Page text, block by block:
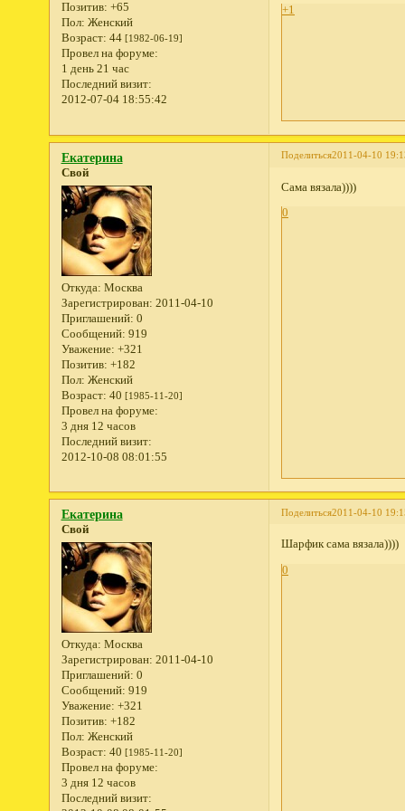
Позитив: +65
Пол: Женский
Возраст: 44 [1982-06-19]
Провел на форуме:
1 день 21 час
Последний визит:
2012-07-04 18:55:42
+1
Поделиться2011-04-10
Екатерина
Свой
Откуда: Москва
Зарегистрирован: 2011-04-10
Приглашений: 0
Сообщений: 919
Уважение: +321
Позитив: +182
Пол: Женский
Возраст: 40 [1985-11-20]
Провел на форуме:
3 дня 12 часов
Последний визит:
2012-10-08 08:01:55
Сама вязала))))
0
Поделиться2011-04-10
Екатерина
Свой
Откуда: Москва
Зарегистрирован: 2011-04-10
Приглашений: 0
Сообщений: 919
Уважение: +321
Позитив: +182
Пол: Женский
Возраст: 40 [1985-11-20]
Провел на форуме:
3 дня 12 часов
Последний визит:
Шарфик сама вязала))))
0